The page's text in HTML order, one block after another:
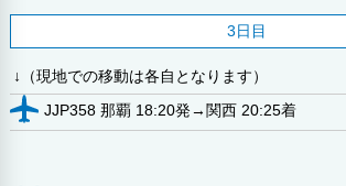
3日目
↓（現地での移動は各自となります）
JJP358 那覇 18:20発→関西 20:25着